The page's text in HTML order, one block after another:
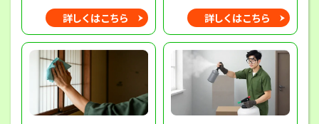
詳しくはこちら 詳しくはこちら